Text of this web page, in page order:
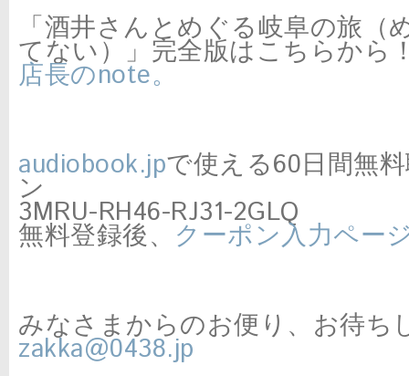
「酒井さんとめぐる岐阜の旅（
てない）」完全版はこちらから
店長のnote。
audiobook.jpで使える60日間無
ン
3MRU-RH46-RJ31-2GLQ
無料登録後、 クーポン入力ペー
みなさまからのお便り、お待ち
zakka@0438.jp